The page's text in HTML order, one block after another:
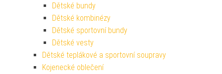
Dětské bundy
Dětské kombinézy
Dětské sportovní bundy
Dětské vesty
Dětské teplákové a sportovní soupravy
Kojenecké oblečení